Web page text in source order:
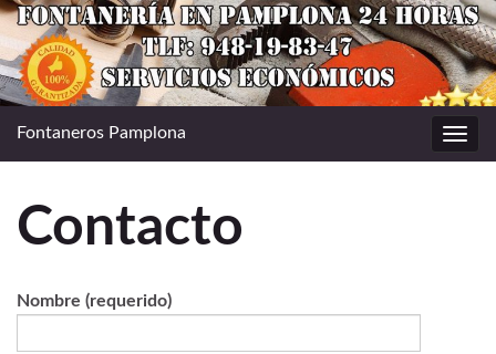
la
Fontaneros Pamplona
Contacto
Nombre (requerido)